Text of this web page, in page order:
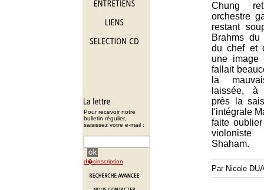
Pour recevoir notre
bulletin régulier,
saisissez votre e-mail :
d�sinscription
Chung
orchestre
restant
Brahms
du chef et
une image
fallait
la
laissée, à
près la
l'intégrale
faite
violoniste
Shaham.
Par Nicole